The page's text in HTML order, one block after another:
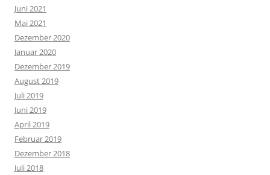
Juni 2021
Mai 2021
Dezember 2020
Januar 2020
Dezember 2019
August 2019
Juli 2019
Juni 2019
April 2019
Februar 2019
Dezember 2018
Juli 2018